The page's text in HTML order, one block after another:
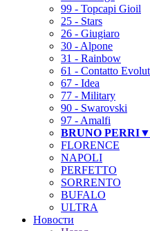
99 - Topcapi Gioil
25 - Stars
26 - Giugiaro
30 - Alpone
31 - Rainbow
61 - Contatto
67 - Idea
77 - Military
90 - Swarovski
97 - Amalfi
BRUNO PERRI▼
FLORENCE
NAPOLI
PERFETTO
SORRENTO
BUFALO
ULTRA
Новости